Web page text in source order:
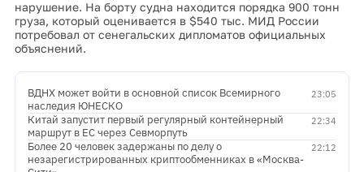
нарушение. На борту судна находится порядка 900 тонн
груза, который оценивается в $540 тыс. МИД России
потребовал от сенегальских дипломатов официальных
объяснений.
23:05
ВДНХ может войти в основной список Всемирного
наследия ЮНЕСКО
22:34
Китай запустит первый регулярный контейнерный
маршрут в ЕС через Севморпуть
22:12
Более 20 человек задержаны по делу о
незарегистрированных криптообменниках в «Москва-